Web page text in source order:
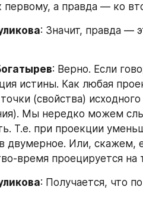
первому, а правда — ко
: Значит, правда —
: Верно. Если
истины. Как любая
(свойства)
Мы нередко можем
Т.е. при проекции
двумерное. Или, скажем,
время проецируется на
: Получается, что